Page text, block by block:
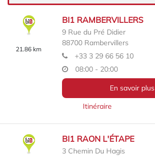
21.86 km
BI1 RAMBERVILLERS
9 Rue du Pré Didier
88700 Rambervillers
+33 3 29 66 56 10
08:00 - 20:00
En savoir plus
Itinéraire
BI1 RAON L'ÉTAPE
3 Chemin Du Hagis